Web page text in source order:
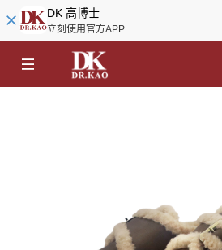
DK 高博士
立刻使用官方APP